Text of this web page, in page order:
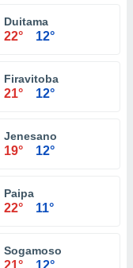
Duitama
22° 12°
Firavitoba
21° 12°
Jenesano
19° 12°
Paipa
22° 11°
Sogamoso
21° 12°